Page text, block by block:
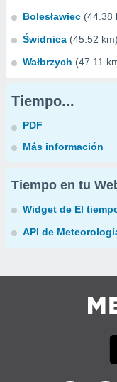
Bolesławiec (44.38
Świdnica (45.52 km)
Wałbrzych (47.11
Tiempo...
PDF
Más información
Tiempo en tu
Widget de El
API de